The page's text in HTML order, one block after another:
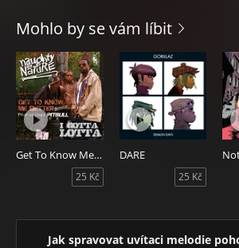
Mohlo by se vám líbit
Get To Know Me Better featuring Pitbull (Clean)
25 Kč
DARE
25 Kč
Jak spravovat uvítaci melodie